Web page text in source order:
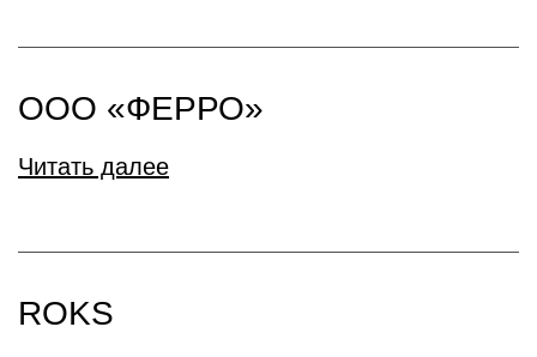
ООО «ФЕРРО»
Читать далее
ROKS